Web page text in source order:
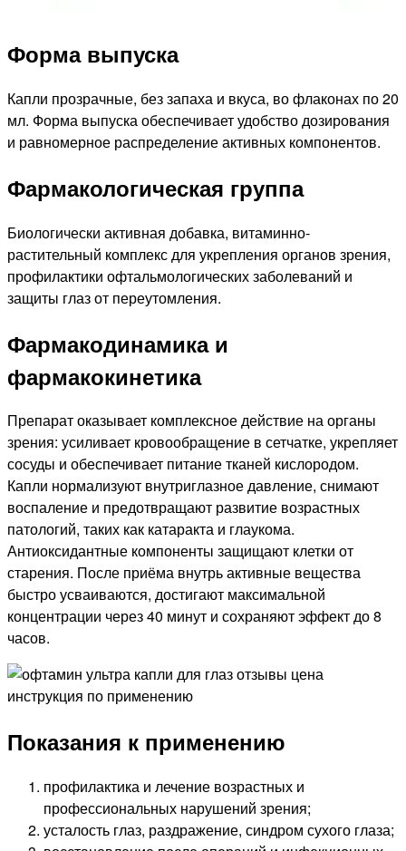
Форма выпуска
Капли прозрачные, без запаха и вкуса, во флаконах по 20
мл. Форма выпуска обеспечивает удобство дозирования
и равномерное распределение активных компонентов.
Фармакологическая группа
Биологически активная добавка, витаминно-
растительный комплекс для укрепления органов зрения,
профилактики офтальмологических заболеваний и
защиты глаз от переутомления.
Фармакодинамика и
фармакокинетика
Препарат оказывает комплексное действие на органы
зрения: усиливает кровообращение в сетчатке, укрепляет
сосуды и обеспечивает питание тканей кислородом.
Капли нормализуют внутриглазное давление, снимают
воспаление и предотвращают развитие возрастных
патологий, таких как катаракта и глаукома.
Антиоксидантные компоненты защищают клетки от
старения. После приёма внутрь активные вещества
быстро усваиваются, достигают максимальной
концентрации через 40 минут и сохраняют эффект до 8
часов.
Показания к применению
профилактика и лечение возрастных и
профессиональных нарушений зрения;
усталость глаз, раздражение, синдром сухого глаза;